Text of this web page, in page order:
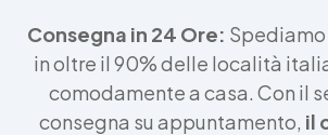
Consegna in 24 Ore:
in oltre il 90% delle località
comodamente a casa. Con il
consegna su appuntamento, il